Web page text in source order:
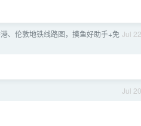
Jul 22
、伦敦地铁线路图，摸鱼好助手+免
Jul 20